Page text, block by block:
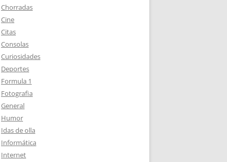
Chorradas
Cine
Citas
Consolas
Curiosidades
Deportes
Formula 1
Fotografia
General
Humor
Idas de olla
Informática
Internet